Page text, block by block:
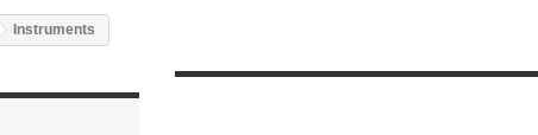
Instruments